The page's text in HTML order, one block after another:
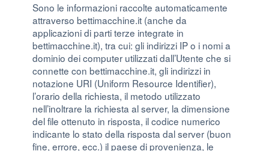
Sono le informazioni raccolte automaticamente
attraverso bettimacchine.it (anche da
applicazioni di parti terze integrate in
bettimacchine.it), tra cui: gli indirizzi IP o i nomi a
dominio dei computer utilizzati dall’Utente che si
connette con bettimacchine.it, gli indirizzi in
notazione URI (Uniform Resource Identifier),
l’orario della richiesta, il metodo utilizzato
nell’inoltrare la richiesta al server, la dimensione
del file ottenuto in risposta, il codice numerico
indicante lo stato della risposta dal server (buon
fine, errore, ecc.) il paese di provenienza, le